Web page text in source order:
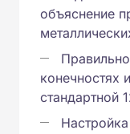
объяснение
конечностях
стандартной